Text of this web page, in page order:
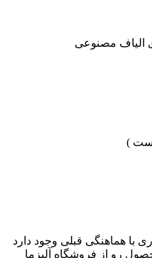
الیاف مصنوعی
)
با هماهنگی قبلی وجود دارد
رو از فروشگاه آلیزما